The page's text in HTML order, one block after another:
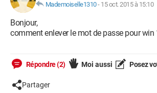
Mademoiselle1310- 15 oct. 2015 à 15:10
Bonjour,
comment enlever le mot de passe pour win
Répondre (2) Moi aussi Posez
Partager